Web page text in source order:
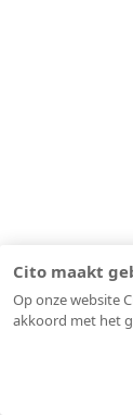
Cito maakt
Op onze website
akkoord met het